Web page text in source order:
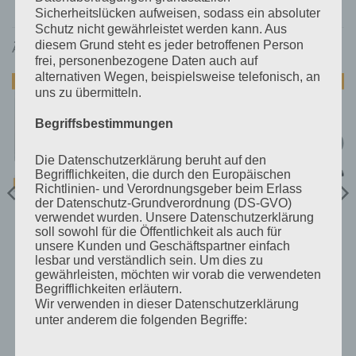
ÄHNLICHE PRODUKTE
MOBILSYSTEME
370Wp 12V Mobilpaket 2
mit LiFePO4 200Ah
€2.445,39 inkl 20% Mwst
Lieferzeit auf Anfrage
MOBILSYSTEME
Kleines Mobilsystem 12V
mit 230Wp, 110Ah AGM
und 500VA Wechselrichter
Lieferzeit auf Anfrage
Sicherheitslücken aufweisen, sodass ein absoluter
Schutz nicht gewährleistet werden kann. Aus
diesem Grund steht es jeder betroffenen Person
frei, personenbezogene Daten auch auf
alternativen Wegen, beispielsweise telefonisch, an
uns zu übermitteln.
Begriffsbestimmungen
Die Datenschutzerklärung beruht auf den
Begrifflichkeiten, die durch den Europäischen
Richtlinien- und Verordnungsgeber beim Erlass
der Datenschutz-Grundverordnung (DS-GVO)
verwendet wurden. Unsere Datenschutzerklärung
soll sowohl für die Öffentlichkeit als auch für
unsere Kunden und Geschäftspartner einfach
lesbar und verständlich sein. Um dies zu
gewährleisten, möchten wir vorab die verwendeten
Begrifflichkeiten erläutern.
Wir verwenden in dieser Datenschutzerklärung
unter anderem die folgenden Begriffe: